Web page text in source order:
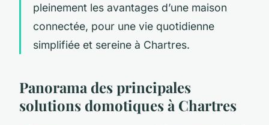
pleinement les avantages d’une maison
connectée, pour une vie quotidienne
simplifiée et sereine à Chartres.
Panorama des principales
solutions domotiques à Chartres